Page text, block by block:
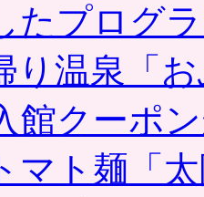
たプログ
り温泉「
館クーポ
マト麺「